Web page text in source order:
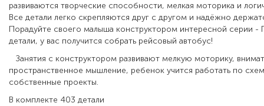
развиваются творческие способности, мелкая моторика и
Все детали легко скрепляются друг с другом и надёжно
Порадуйте своего малыша конструктором интересной серии -
детали, у вас получится собрать рейсовый автобус!
Занятия с конструктором развивают мелкую моторику,
пространственное мышление, ребенок учится работать по
собственные проекты.
В комплекте 403 детали